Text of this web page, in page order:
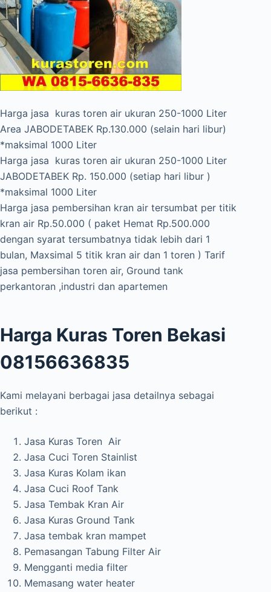
Harga jasa kuras toren air ukuran 250-1000 Liter
Area JABODETABEK Rp.130.000 (selain hari libur)
*maksimal 1000 Liter
Harga jasa kuras toren air ukuran 250-1000 Liter
JABODETABEK Rp. 150.000 (setiap hari libur )
*maksimal 1000 Liter
Harga jasa pembersihan kran air tersumbat per titik
kran air Rp.50.000 ( paket Hemat Rp.500.000
dengan syarat tersumbatnya tidak lebih dari 1
bulan, Maxsimal 5 titik kran air dan 1 toren ) Tarif
jasa pembersihan toren air, Ground tank
perkantoran ,industri dan apartemen
Harga Kuras Toren Bekasi
08156636835
Kami melayani berbagai jasa detailnya sebagai
berikut :
Jasa Kuras Toren Air
Jasa Cuci Toren Stainlist
Jasa Kuras Kolam ikan
Jasa Cuci Roof Tank
Jasa Tembak Kran Air
Jasa Kuras Ground Tank
Jasa tembak kran mampet
Pemasangan Tabung Filter Air
Mengganti media filter
Memasang water heater